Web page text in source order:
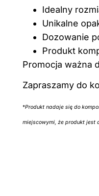
Idealny
Unikalne
Dozowanie
Produkt
Promocja ważna
Zapraszamy do
*Produkt nadaje się do
miejscowymi, że produkt jest